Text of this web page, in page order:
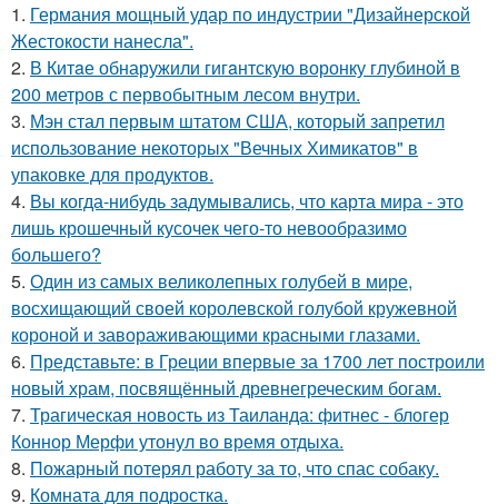
1. Германия мощный удар по индустрии "Дизайнерской
Жестокости нанесла".
2. В Китaе обнаружили гигaнтскую воронку глубиной в
200 метров с первобытным лесом внутри.
3. Мэн стал первым штатом США, который запретил
использование некоторых "Вечных Химикатов" в
упаковке для продуктов.
4. Вы когда-нибудь задумывались, что карта мира - это
лишь крошечный кусочек чего-то невообразимо
большего?
5. Один из самых великолепных голубей в мире,
восхищающий своей королевской голубой кружевной
короной и завораживающими красными глазами.
6. Представьте: в Греции впервые за 1700 лет построили
новый храм, посвящённый древнегреческим богам.
7. Трагическая новость из Таиланда: фитнес - блогер
Коннор Мерфи утонул во время отдыха.
8. Пожарный потерял работу за то, что спас собаку.
9. Комната для подростка.